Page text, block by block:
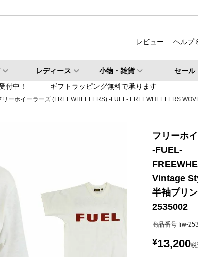
レビュー ヘルプ
レディース 小物・雑貨 セール
付中！ ギフトラッピング無料で承ります
リーホイーラーズ (FREEWHEELERS) -FUEL- FREEWHEELERS
フリーホ
-FUEL-
Vintage
半袖プリ
2535002
商品番号 frw-
¥13,200税